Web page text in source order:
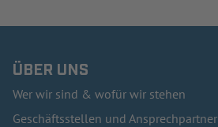
ÜBER UNS
Wer wir sind & wofür wir stehen
Geschäftsstellen und Ansprechpartner